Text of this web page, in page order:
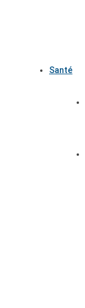
Santé